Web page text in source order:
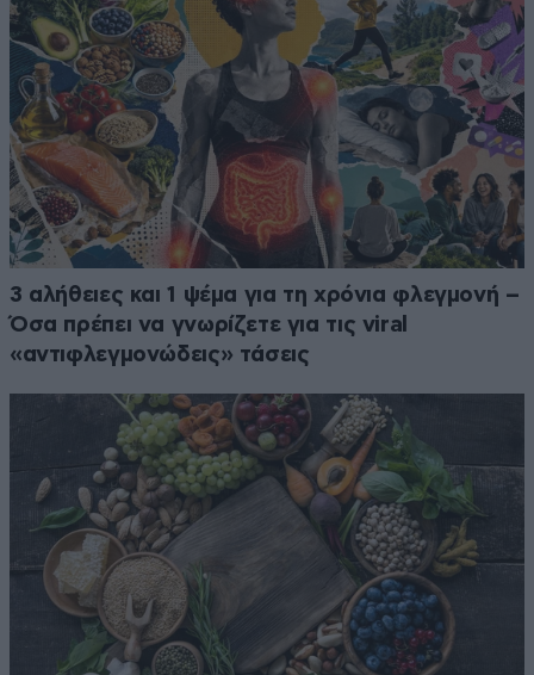
3 αλήθειες και 1 ψέμα για τη χρόνια φλεγμονή –
Όσα πρέπει να γνωρίζετε για τις viral
«αντιφλεγμονώδεις» τάσεις